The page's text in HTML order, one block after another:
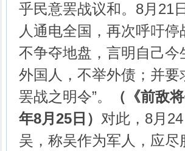
乎民意罢战议和。8月21
人通电全国，再次呼吁
不争夺地盘，言明自己
外国人，不举外债；并要
罢战之明令”。
（《前敌
年8月 25 日） 对此，8月
吴，称吴作为军人，应